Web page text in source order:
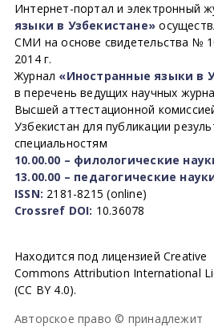
Интернет-портал и электронный
языки в Узбекистане»
СМИ на основе свидетельства №
2014 г.
Журнал «Иностранные языки в
в перечень ведущих научных
Высшей аттестационной
Узбекистан для публикации
специальностям
10.00.00 – филологические
13.00.00 – педагогические
ISSN: 2181-8215 (online)
Crossref DOI: 10.36078
Находится под лицензией Creative
Commons Attribution International
(CC BY 4.0).
Авторское право © принадлежит